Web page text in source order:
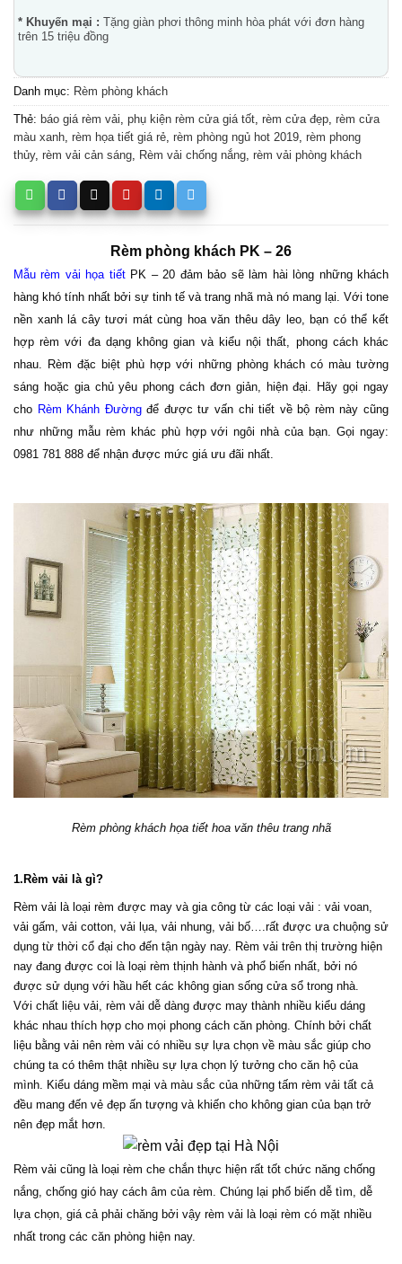
* Khuyến mại : Tặng giàn phơi thông minh hòa phát với đơn hàng
trên 15 triệu đồng
Danh mục: Rèm phòng khách
Thẻ: báo giá rèm vải, phụ kiện rèm cửa giá tốt, rèm cửa đẹp, rèm cửa
màu xanh, rèm họa tiết giá rẻ, rèm phòng ngủ hot 2019, rèm phong
thủy, rèm vải cản sáng, Rèm vải chống nắng, rèm vải phòng khách
Rèm phòng khách PK – 26
Mẫu rèm vải họa tiết PK – 20 đảm bảo sẽ làm hài lòng những khách
hàng khó tính nhất bởi sự tinh tế và trang nhã mà nó mang lại. Với tone
nền xanh lá cây tươi mát cùng hoa văn thêu dây leo, bạn có thể kết
hợp rèm với đa dạng không gian và kiểu nội thất, phong cách khác
nhau. Rèm đặc biệt phù hợp với những phòng khách có màu tường
sáng hoặc gia chủ yêu phong cách đơn giản, hiện đại. Hãy gọi ngay
cho Rèm Khánh Đườngđể được tư vấn chi tiết về bộ rèm này cũng
như những mẫu rèm khác phù hợp với ngôi nhà của bạn. Gọi ngay:
0981 781 888 để nhận được mức giá ưu đãi nhất.
Rèm phòng khách họa tiết hoa văn thêu trang nhã
1.Rèm vải là gì?
Rèm vải là loại rèm được may và gia công từ các loại vải : vải voan,
vải gấm, vải cotton, vải lụa, vải nhung, vải bố….rất được ưa chuộng sử
dụng từ thời cổ đại cho đến tận ngày nay. Rèm vải trên thị trường hiện
nay đang được coi là loại rèm thịnh hành và phổ biến nhất, bởi nó
được sử dụng với hầu hết các không gian sống cửa sổ trong nhà.
Với chất liệu vải, rèm vải dễ dàng được may thành nhiều kiểu dáng
khác nhau thích hợp cho mọi phong cách căn phòng. Chính bởi chất
liệu bằng vải nên rèm vải có nhiều sự lựa chọn về màu sắc giúp cho
chúng ta có thêm thật nhiều sự lựa chọn lý tưởng cho căn hộ của
mình. Kiểu dáng mềm mại và màu sắc của những tấm rèm vải tất cả
đều mang đến vẻ đẹp ấn tượng và khiến cho không gian của bạn trở
nên đẹp mắt hơn.
Rèm vải cũng là loại rèm che chắn thực hiện rất tốt chức năng chống
nắng, chống gió hay cách âm của rèm. Chúng lại phổ biến dễ tìm, dễ
lựa chọn, giá cả phải chăng bởi vậy rèm vải là loại rèm có mặt nhiều
nhất trong các căn phòng hiện nay.